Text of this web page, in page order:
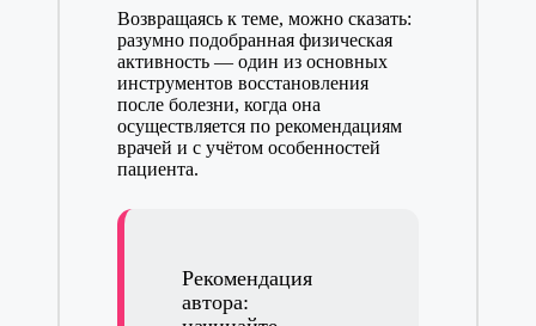
Возвращаясь к теме, можно сказать:
разумно подобранная физическая
активность — один из основных
инструментов восстановления
после болезни, когда она
осуществляется по рекомендациям
врачей и с учётом особенностей
пациента.
Рекомендация
автора: